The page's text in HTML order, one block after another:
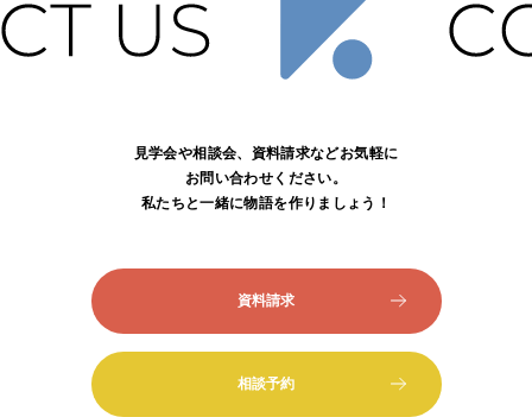
見学会や相談会、資料請求などお気軽に
お問い合わせください。
私たちと一緒に物語を作りましょう！
資料請求
相談予約